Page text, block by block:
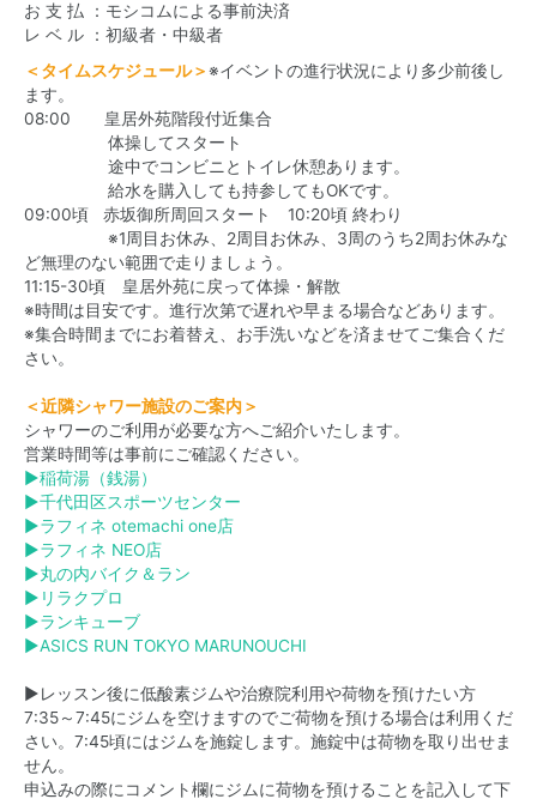
お 支 払 ：モシコムによる事前決済
レ ベ ル ：初級者・中級者
＜タイムスケジュール＞※イベントの進行状況により多少前後し
ます。
08:00 皇居外苑階段付近集合
体操してスタート
途中でコンビニとトイレ休憩あります。
給水を購入しても持参してもOKです。
09:00頃 赤坂御所周回スタート 10:20頃 終わり
※1周目お休み、2周目お休み、3周のうち2周お休みな
ど無理のない範囲で走りましょう。
11:15-30頃 皇居外苑に戻って体操・解散
※時間は目安です。進行次第で遅れや早まる場合などあります。
※集合時間までにお着替え、お手洗いなどを済ませてご集合くだ
さい。
＜近隣シャワー施設のご案内＞
シャワーのご利用が必要な方へご紹介いたします。
営業時間等は事前にご確認ください。
▶稲荷湯（銭湯）
▶千代田区スポーツセンター
▶ラフィネ otemachi one店
▶ラフィネ NEO店
▶丸の内バイク＆ラン
▶ リラクプロ
▶ランキューブ
▶ASICS RUN TOKYO MARUNOUCHI
▶レッスン後に低酸素ジムや治療院利用や荷物を預けたい方
7:35～7:45にジムを空けますのでご荷物を預ける場合は利用くだ
さい。7:45頃にはジムを施錠します。施錠中は荷物を取り出せま
せん。
申込みの際にコメント欄にジムに荷物を預けることを記入して下